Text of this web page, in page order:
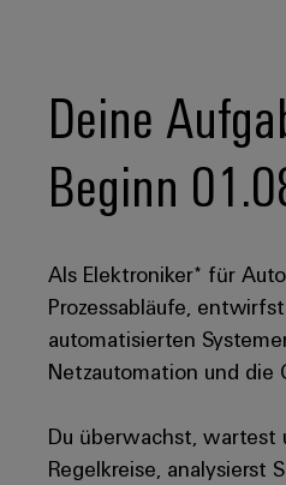
Deine
Beginn
Als Elektroniker* für
Prozessabläufe,
automatisierten
Netzautomation und die
Du überwachst, wartest
Regelkreise, analysierst